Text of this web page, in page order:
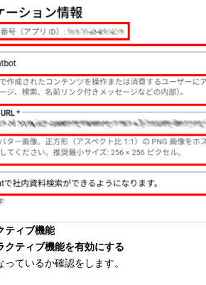
ティブ機能
ティブ機能を有効にする
ているか確認をします。